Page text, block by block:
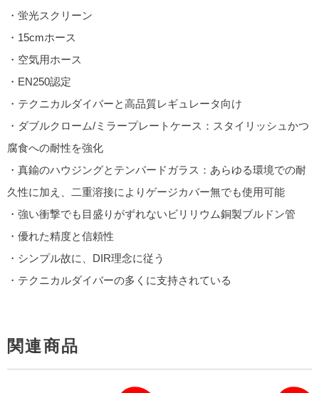
・蛍光スクリーン
・15cmホース
・空気用ホース
・EN250認定
・テクニカルダイバーと高品質レギュレータ向け
・ダブルクローム/ミラープレートケース：スタイリッシュかつ
腐食への耐性を強化
・真鍮のハウジングとテンパードガラス：あらゆる環境での耐
久性に加え、二重溶接によりゲージカバー無でも使用可能
・強い衝撃でも目盛りがずれないビリリウム銅製ブルドン管
・優れた精度と信頼性
・シンプル故に、DIR理念に従う
・テクニカルダイバーの多くに支持されている
関連商品